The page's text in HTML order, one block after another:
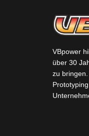
VBpower
über 30
zu